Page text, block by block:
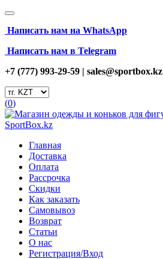
Написать нам на WhatsApp
Написать нам в Telegram
+7 (777) 993-29-59 | sales@sportbox.kz
(0)
Главная
Доставка
Оплата
Рассрочка
Скидки
Как заказать
Самовывоз
Возврат
Статьи
О нас
Регистрация/Вход